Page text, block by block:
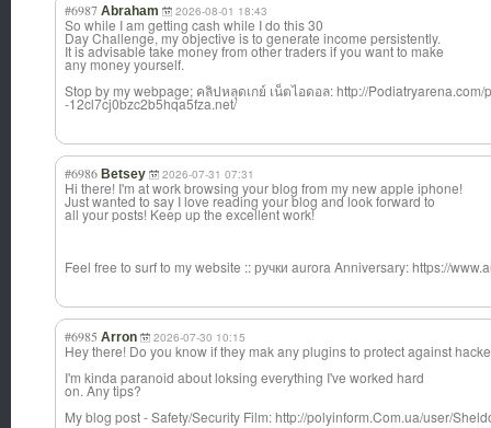
#6987 Abraham 2026-08-01 18:43
So while I am getting cash while I do this 30
Day Challenge, my objective is to generate income persistently.
It is advisable take money from other traders if you want to make
any money yourself.
Stop by my webpage; คลิปหลุดเกย์ เน็ตไอดอล: http://Podiatryarena.com/
-12cl7cj0bzc2b5hqa5fza.net/
#6986 Betsey 2026-07-31 07:31
Hi there! I'm at work browsing your blog from my new apple iphone!
Just wanted to say I love reading your blog and look forward to
all your posts! Keep up the excellent work!
Feel free to surf to my website :: ручки aurora Anniversary: https://
#6985 Arron 2026-07-30 10:15
Hey there! Do you know if they mak any plugins to protect against
I'm kinda paranoid about loksing everything I've worked hard
on. Any tips?
My blog post - Safety/Security Film: http://polyinform.Com.ua/user/